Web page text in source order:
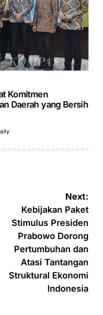
Komitmen
Daerah yang Bersih
Next:
Kebijakan Paket
Stimulus Presiden
Prabowo Dorong
Pertumbuhan dan
Atasi Tantangan
Struktural Ekonomi
Indonesia